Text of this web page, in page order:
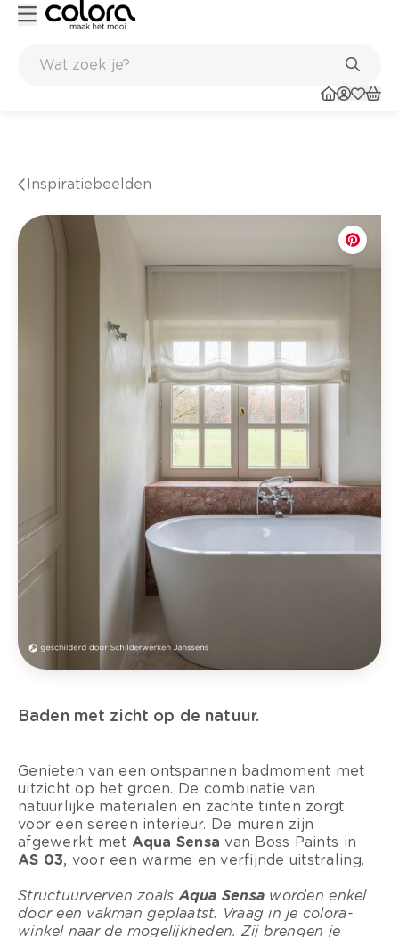
Inspiratiebeelden
Baden met zicht op de natuur.
Genieten van een ontspannen badmoment met
uitzicht op het groen. De combinatie van
natuurlijke materialen en zachte tinten zorgt
voor een sereen interieur. De muren zijn
afgewerkt met Aqua Sensa van Boss Paints in
AS 03, voor een warme en verfijnde uitstraling.
Structuurverven zoals Aqua Sensa worden enkel
door een vakman geplaatst. Vraag in je colora-
winkel naar de mogelijkheden. Zij brengen je